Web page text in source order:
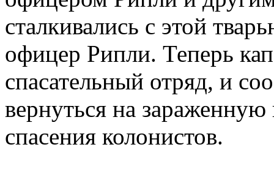
сталкивались с этой
офицер Рипли. Теперь
спасательный отряд, и
вернуться на
спасения колонистов.